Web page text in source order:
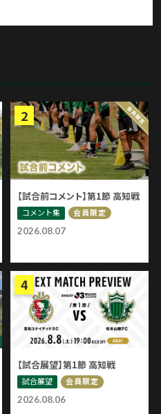
2026.08.07
【試合前コメント】第1節 高知戦
コメント集 会員限定
2026.08.06
【試合展望】第1節 高知戦
試合展望 会員限定